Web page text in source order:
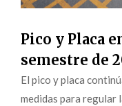
Pico y Placa
semestre de
El pico y placa
medidas para regular